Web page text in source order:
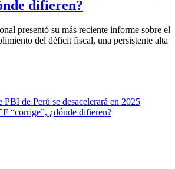
difieren?
presentó su más reciente informe sobre el
del déficit fiscal, una persistente alta